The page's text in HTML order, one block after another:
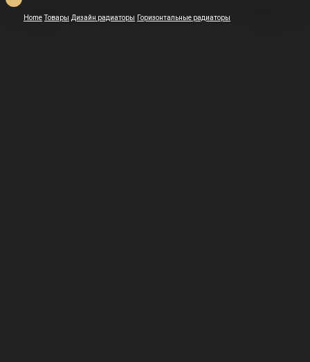
Home Товары Дизайн радиаторы Горизонтальные радиаторы